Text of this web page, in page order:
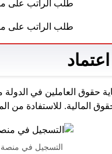
حقوق العاملين في
المالية. للاستفادة
التسجيل في منصة